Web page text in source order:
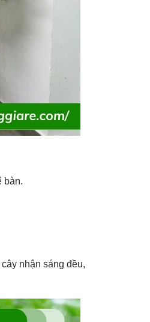
bàn.
nhận sáng đều,